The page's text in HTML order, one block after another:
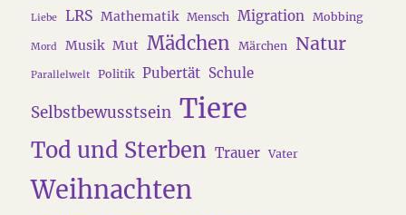
Liebe LRS Mathematik Mensch Migration Mobbing
Mord Musik Mut Mädchen Märchen Natur
Parallelwelt Politik Pubertät Schule
Selbstbewusstsein Tiere
Tod und Sterben Trauer Vater
Weihnachten